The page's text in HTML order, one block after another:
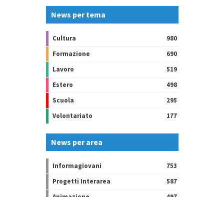
News per tema
Cultura
980
Formazione
690
Lavoro
519
Estero
498
Scuola
295
Volontariato
177
News per area
Informagiovani
753
Progetti Interarea
587